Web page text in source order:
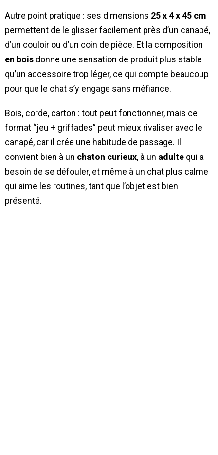
Autre point pratique : ses dimensions 25 x 4 x 45 cm
permettent de le glisser facilement près d’un canapé,
d’un couloir ou d’un coin de pièce. Et la composition
en bois donne une sensation de produit plus stable
qu’un accessoire trop léger, ce qui compte beaucoup
pour que le chat s’y engage sans méfiance.
Bois, corde, carton : tout peut fonctionner, mais ce
format “jeu + griffades” peut mieux rivaliser avec le
canapé, car il crée une habitude de passage. Il
convient bien à un chaton curieux, à un adulte qui a
besoin de se défouler, et même à un chat plus calme
qui aime les routines, tant que l’objet est bien
présenté.